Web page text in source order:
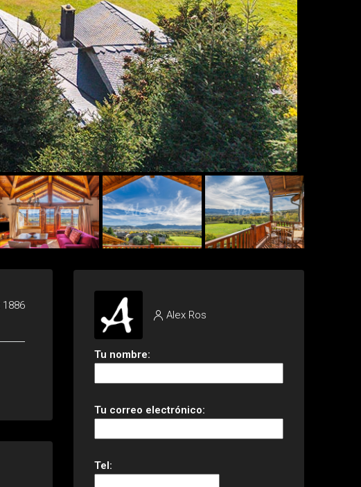
1886
Alex Ros
Tu nombre:
Tu correo electrónico:
Tel: